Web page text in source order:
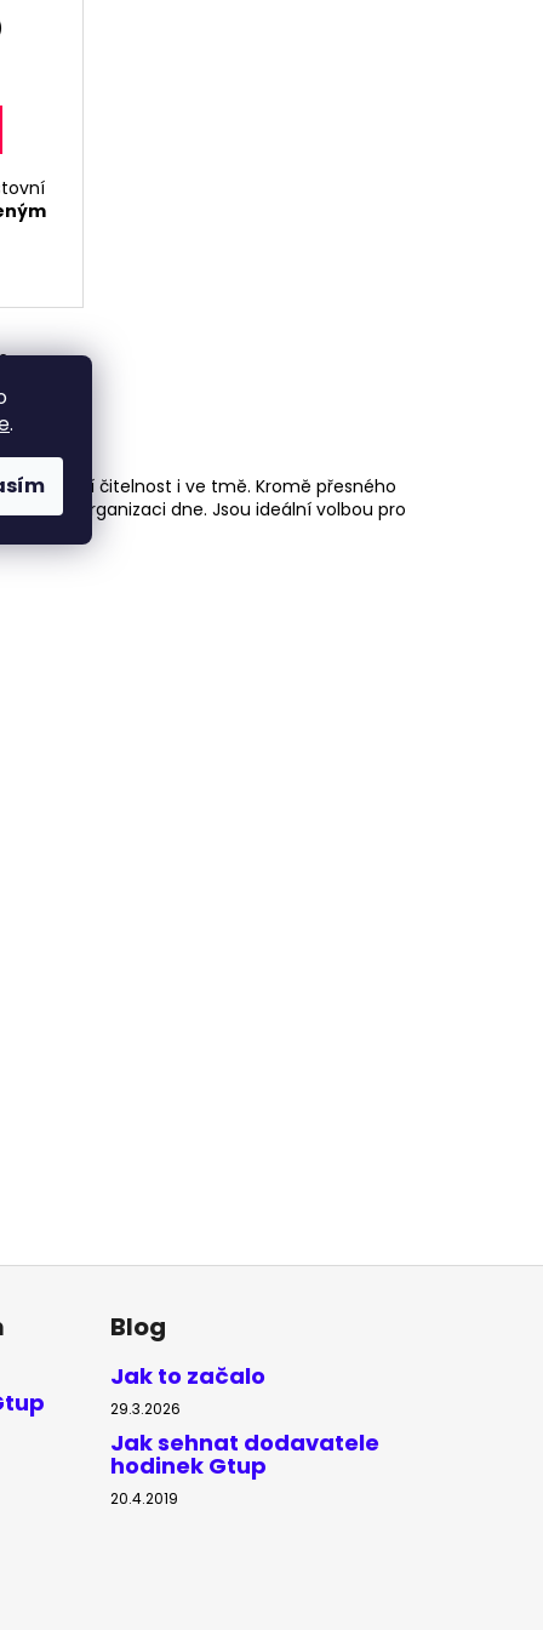
.
perfektní čitelnost i ve tmě. Kromě přesného
a organizaci dne. Jsou ideální volbou pro
Blog
Jak to začalo
29.3.2026
Jak sehnat dodavatele
hodinek Gtup
20.4.2019